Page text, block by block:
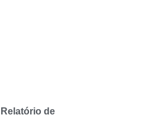
Relatório de